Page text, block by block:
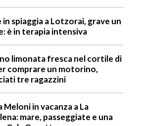
in spiaggia a Lotzorai, grave un
è in terapia intensiva
limonata fresca nel cortile di
comprare un motorino,
tre ragazzini
Meloni in vacanza a La
mare, passeggiate e una